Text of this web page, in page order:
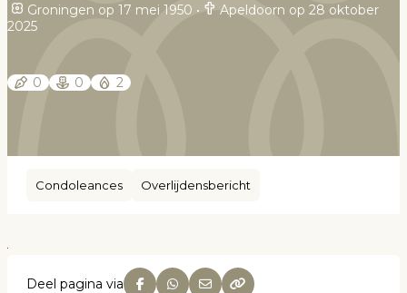
Groningen op 17 mei 1950 •
Apeldoorn op 28 oktober
2025
0 0 2
Condoleances Overlijdensbericht
Deel pagina via